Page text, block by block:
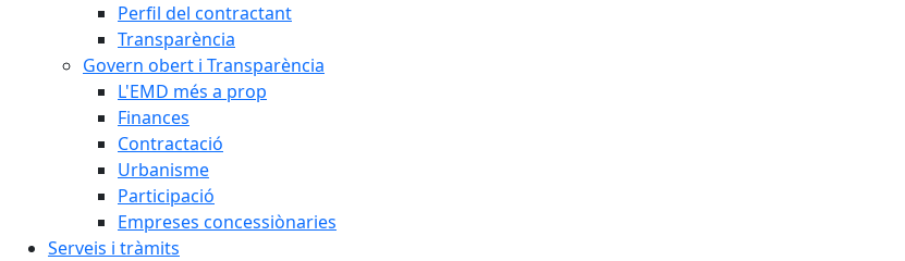
Perfil del contractant
Transparència
Govern obert i Transparència
L'EMD més a prop
Finances
Contractació
Urbanisme
Participació
Empreses concessiònaries
Serveis i tràmits